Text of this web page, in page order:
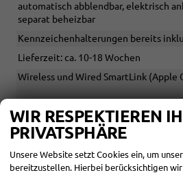
automatisch abblendbar, elektrisch
separat beheizbar
Kennzeichenhalterungen bereits
Lieferzeit: ca. 10-18 Wochen
Wireless und Wired SmartLink (Apple
Alle Bilder sind Bestellbeispiele
Fahrzeugaufbereitung bereits inklusive
Phonebox mit induktiver Ladefunktion
WIR RESPEKTIEREN
PRIVATSPHÄRE
Unsere Website setzt Cookies ein, um
bereitzustellen. Hierbei berücksichtigen